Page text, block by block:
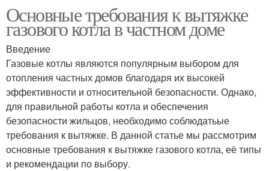
Основные требования к вытяжке
газового котла в частном доме
Введение
Газовые котлы являются популярным выбором для
отопления частных домов благодаря их высокей
эффективности и относительной безопасности. Однако,
для правильной работы котла и обеспечения
безопасности жильцов, необходимо соблюдатьые
требования к вытяжке. В данной статье мы рассмотрим
основные требования к вытяжке газового котла, её типы
и рекомендации по выбору.